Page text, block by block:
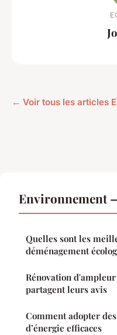
← Voir tous les articles
Environnement
Quelles sont les
déménagement
Rénovation
partagent leurs avis
Comment adopter
d’énergie efficaces